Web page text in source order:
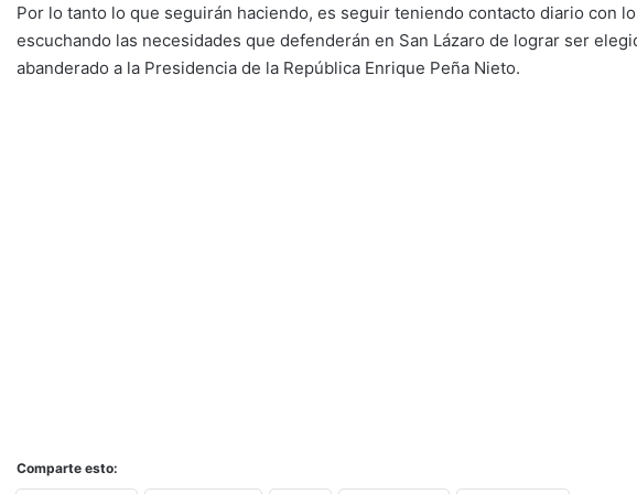
Por lo tanto lo que seguirán haciendo, es seguir teniendo contacto diario con
escuchando las necesidades que defenderán en San Lázaro de lograr ser
abanderado a la Presidencia de la República Enrique Peña Nieto.
Comparte esto: